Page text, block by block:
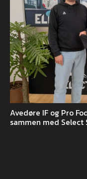
Avedøre IF og Pro
sammen med Select